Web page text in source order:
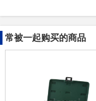
常被一起购买的商品